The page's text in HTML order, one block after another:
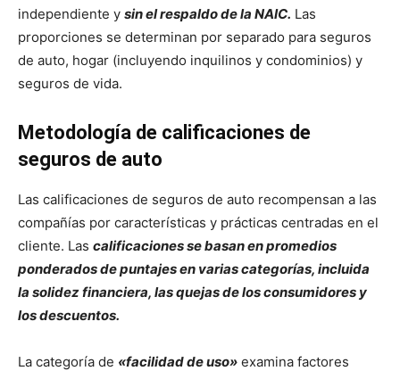
independiente y sin el respaldo de la NAIC. Las
proporciones se determinan por separado para seguros
de auto, hogar (incluyendo inquilinos y condominios) y
seguros de vida.
Metodología de calificaciones de
seguros de auto
Las calificaciones de seguros de auto recompensan a las
compañías por características y prácticas centradas en el
cliente. Las calificaciones se basan en promedios
ponderados de puntajes en varias categorías, incluida
la solidez financiera, las quejas de los consumidores y
los descuentos.
La categoría de «facilidad de uso» examina factores